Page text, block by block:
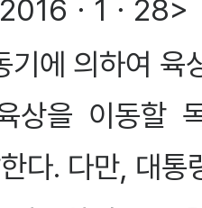
ㆍ1ㆍ28>
기에 의하여 육
상을 이동할
다. 다만, 대통